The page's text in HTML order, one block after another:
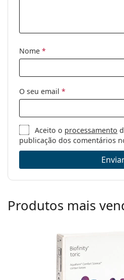
Nome *
O seu email *
Aceito o processamento
publicação dos comentários
Produtos mais